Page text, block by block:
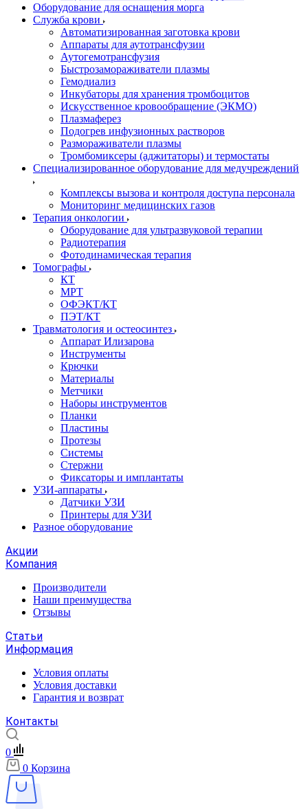
Оборудование для оснащения морга
Служба крови
Автоматизированная заготовка крови
Аппараты для аутотрансфузии
Аутогемотрансфузия
Быстрозамораживатели плазмы
Гемодиализ
Инкубаторы для хранения тромбоцитов
Искусственное кровообращение (ЭКМО)
Плазмаферез
Подогрев инфузионных растворов
Размораживатели плазмы
Тромбомиксеры (аджитаторы) и термостаты
Специализированное оборудование для медучреждений
Комплексы вызова и контроля доступа персонала
Мониторинг медицинских газов
Терапия онкологии
Оборудование для ультразвуковой терапии
Радиотерапия
Фотодинамическая терапия
Томографы
КТ
МРТ
ОФЭКТ/КТ
ПЭТ/КТ
Травматология и остеосинтез
Аппарат Илизарова
Инструменты
Крючки
Материалы
Метчики
Наборы инструментов
Планки
Пластины
Протезы
Системы
Стержни
Фиксаторы и имплантаты
УЗИ-аппараты
Датчики УЗИ
Принтеры для УЗИ
Разное оборудование
Акции
Компания
Производители
Наши преимущества
Отзывы
Статьи
Информация
Условия оплаты
Условия доставки
Гарантия и возврат
Контакты
0
0 Корзина